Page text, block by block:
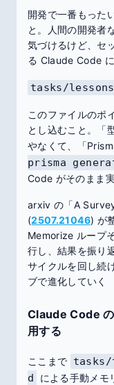
開発で一番もった
と。人間の開発者
気づけるけど、セ
る Claude Code
tasks/
このファイルのポ
とし込むこと。「
やなくて、「
prisma
Code がそのまま
arxiv の「A
(2507.21046) が
Memorize ループ
行し、結果を振り
サイクルを回し続
ブで進化していく
Claude Code
用する
ここまで tasks/
d
による手動メ